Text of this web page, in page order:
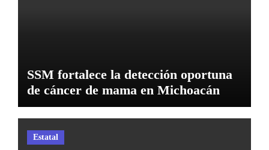
SSM fortalece la detección oportuna
de cáncer de mama en Michoacán
Estatal